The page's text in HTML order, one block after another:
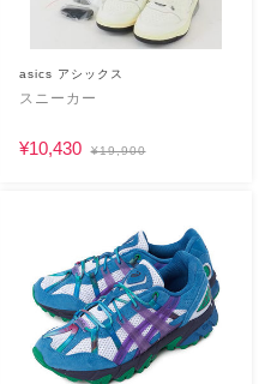
asics アシックス
スニーカー
¥10,430 ¥19,900